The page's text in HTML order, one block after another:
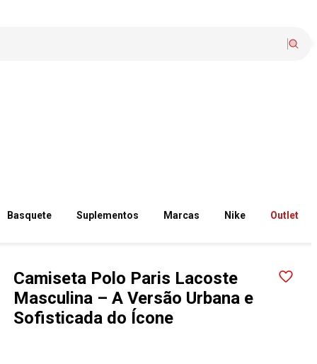
Basquete Suplementos Marcas Nike Outlet
Camiseta Polo Paris Lacoste
Masculina – A Versão Urbana e
Sofisticada do Ícone